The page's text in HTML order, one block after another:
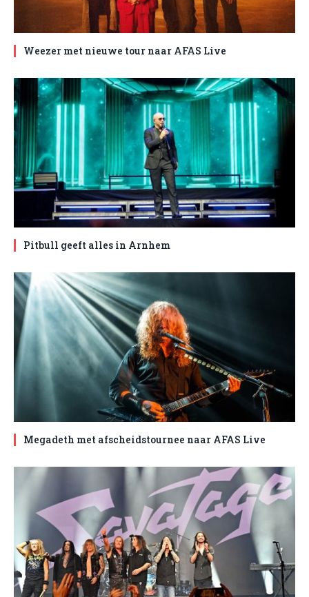
Weezer met nieuwe tour naar AFAS Live
Pitbull geeft alles in Arnhem
Megadeth met afscheidstournee naar AFAS Live